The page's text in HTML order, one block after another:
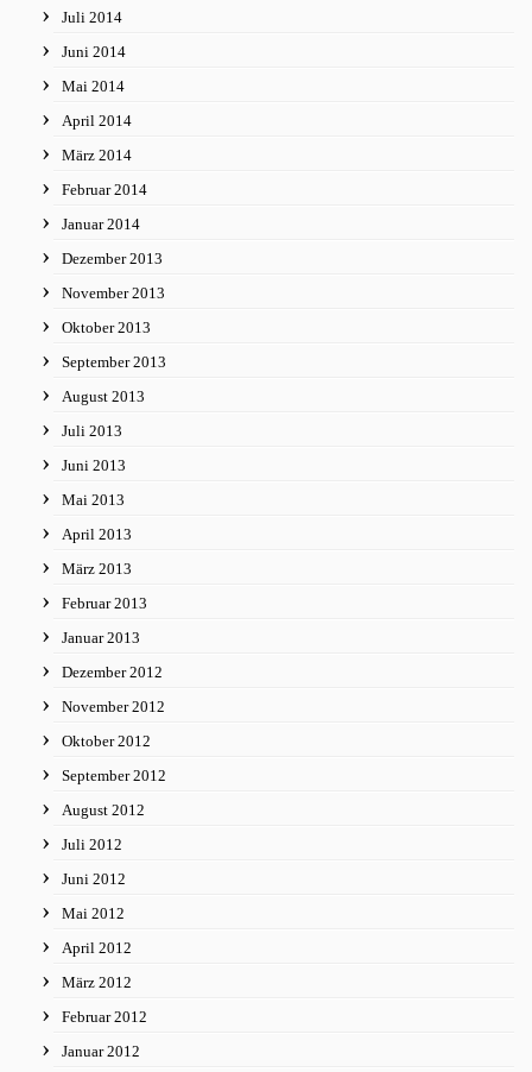
Juli 2014
Juni 2014
Mai 2014
April 2014
März 2014
Februar 2014
Januar 2014
Dezember 2013
November 2013
Oktober 2013
September 2013
August 2013
Juli 2013
Juni 2013
Mai 2013
April 2013
März 2013
Februar 2013
Januar 2013
Dezember 2012
November 2012
Oktober 2012
September 2012
August 2012
Juli 2012
Juni 2012
Mai 2012
April 2012
März 2012
Februar 2012
Januar 2012